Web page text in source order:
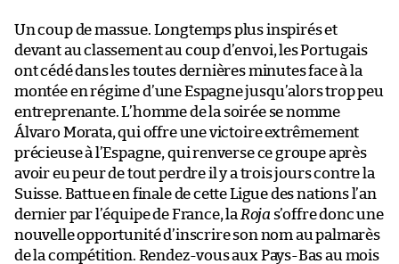
Un coup de massue. Longtemps plus inspirés et
devant au classement au coup d’envoi, les Portugais
ont cédé dans les toutes dernières minutes face à la
montée en régime d’une Espagne jusqu’alors trop peu
entreprenante. L’homme de la soirée se nomme
Álvaro Morata, qui offre une victoire extrêmement
précieuse à l’Espagne, qui renverse ce groupe après
avoir eu peur de tout perdre il y a trois jours contre la
Suisse. Battue en finale de cette Ligue des nations l’an
dernier par l’équipe de France, la Roja s’offre donc une
nouvelle opportunité d’inscrire son nom au palmarès
de la compétition. Rendez-vous aux Pays-Bas au mois